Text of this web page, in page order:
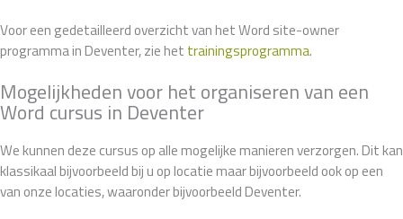
Voor een gedetailleerd overzicht van het Word site-owner
programma in Deventer, zie het trainingsprogramma.
Mogelijkheden voor het organiseren van een
Word cursus in Deventer
We kunnen deze cursus op alle mogelijke manieren verzorgen. Dit kan
klassikaal bijvoorbeeld bij u op locatie maar bijvoorbeeld ook op een
van onze locaties, waaronder bijvoorbeeld Deventer.